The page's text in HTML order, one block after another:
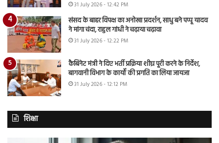
31 July 2026 - 12:42 PM
संसद के बाहर विपक्ष का अनोखा प्रदर्शन, साधु बने पप्पू यादव
ने मांगा चंदा, राहुल गांधी ने चढ़ाया चढ़ावा
31 July 2026 - 12:22 PM
कैबिनेट मंत्री ने दिए भर्ती प्रक्रिया शीघ्र पूरी करने के निर्देश,
बागवानी विभाग के कार्यों की प्रगति का लिया जायजा
31 July 2026 - 12:12 PM
शिक्षा